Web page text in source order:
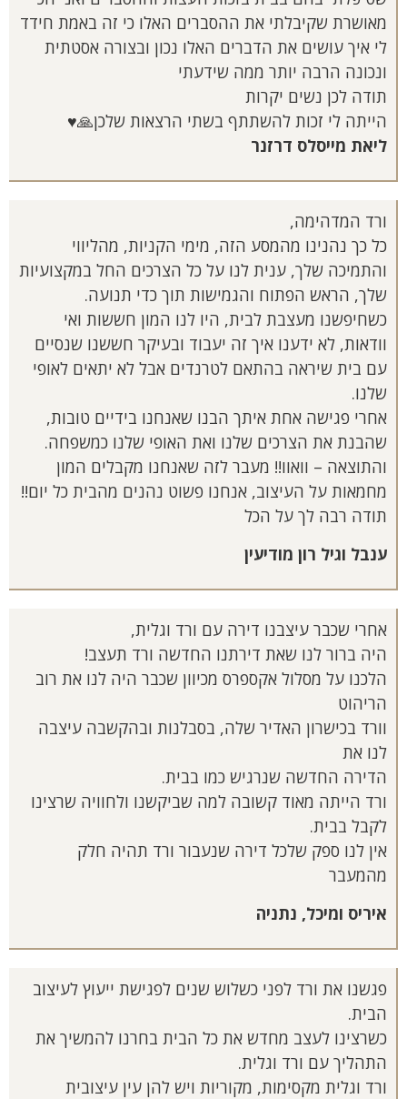
מאושרת שקיבלתי את ההסברים האלו כי זה באמת חידד
לי איך עושים את הדברים האלו נכון ובצורה אסטתית
ונכונה הרבה יותר ממה שידעתי
תודה לכן נשים יקרות
הייתה לי זכות להשתתף בשתי הרצאות שלכן🙏♥️
ליאת מייסלס דרזנר
ורד המדהימה,
כל כך נהנינו מהמסע הזה, מימי הקניות, מהליווי
והתמיכה שלך, ענית לנו על כל הצרכים החל במקצועיות
שלך, הראש הפתוח והגמישות תוך כדי תנועה.
כשחיפשנו מעצבת לבית, היו לנו המון חששות ואי
וודאות, לא ידענו איך זה יעבוד ובעיקר חששנו שנסיים
עם בית שיראה בהתאם לטרנדים אבל לא יתאים לאופי
שלנו.
אחרי פגישה אחת איתך הבנו שאנחנו בידיים טובות,
שהבנת את הצרכים שלנו ואת האופי שלנו כמשפחה.
והתוצאה – וואוו!! מעבר לזה שאנחנו מקבלים המון
מחמאות על העיצוב, אנחנו פשוט נהנים מהבית כל יום!!
תודה רבה לך על הכל
ענבל וגיל רון מודיעין
אחרי שכבר עיצבנו דירה עם ורד וגלית,
היה ברור לנו שאת דירתנו החדשה ורד תעצב!
הלכנו על מסלול אקספרס מכיוון שכבר היה לנו את רוב
הריהוט
וורד בכישרון האדיר שלה, בסבלנות ובהקשבה עיצבה
לנו את
הדירה החדשה שנרגיש כמו בבית.
ורד הייתה מאוד קשובה למה שביקשנו ולחוויה שרצינו
לקבל בבית.
אין לנו ספק שלכל דירה שנעבור ורד תהיה חלק
מהמעבר
איריס ומיכל, נתניה
פגשנו את ורד לפני כשלוש שנים לפגישת ייעוץ לעיצוב
הבית.
כשרצינו לעצב מחדש את כל הבית בחרנו להמשיך את
התהליך עם ורד וגלית.
ורד וגלית מקסימות, מקוריות ויש להן עין עיצובית